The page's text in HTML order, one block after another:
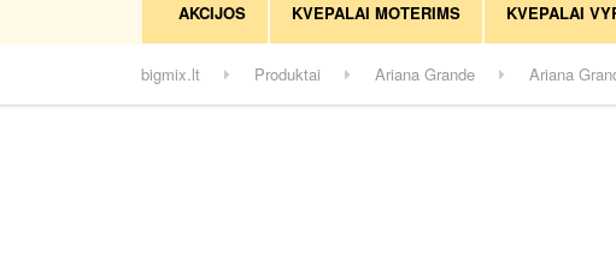
AKCIJOS KVEPALAI MOTERIMS KVEPALAI
bigmix.lt Produktai Ariana Grande Ariana